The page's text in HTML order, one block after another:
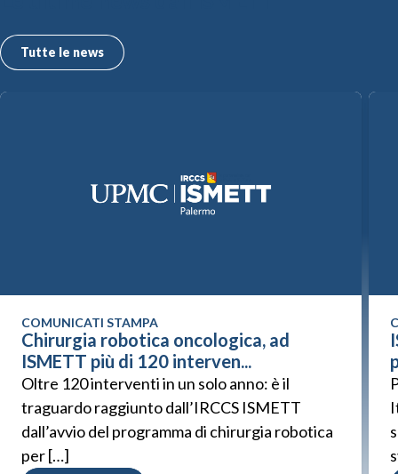
Tutte le news
COMUNICATI STAMPA
Chirurgia robotica oncologica, ad
ISMETT più di 120 interven...
Oltre 120 interventi in un solo anno: è il
traguardo raggiunto dall’IRCCS ISMETT
dall’avvio del programma di chirurgia robotica
per […]